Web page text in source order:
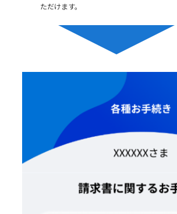
ただけます。